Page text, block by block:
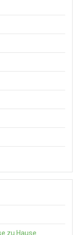
zu Hause